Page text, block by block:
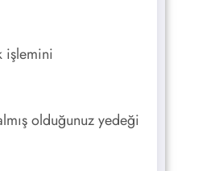
işlemini
olduğunuz yedeği